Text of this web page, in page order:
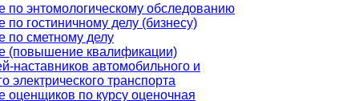
по энтомологическому обследованию
по гостиничному делу (бизнесу)
по сметному делу
(повышение квалификации)
наставников автомобильного и
электрического транспорта
оценщиков по курсу оценочная